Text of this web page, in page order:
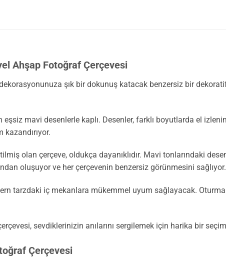
Ahşap Fotoğraf Çerçevesi
şık bir dokunuş katacak benzersiz bir
mavi desenlerle kaplı. Desenler, farklı boyutlarda el
olan çerçeve, oldukça dayanıklıdır. Mavi tonlarındaki
oluşuyor ve her çerçevenin benzersiz görünmesini sağlıyor.
tarzdaki iç mekanlara mükemmel uyum sağlayacak.
sevdiklerinizin anılarını sergilemek için harika bir
Çerçevesi